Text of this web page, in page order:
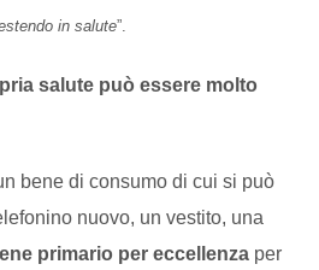
in salute”.
salute può essere molto
bene di consumo di cui si può
nuovo, un vestito, una
primario per eccellenza per